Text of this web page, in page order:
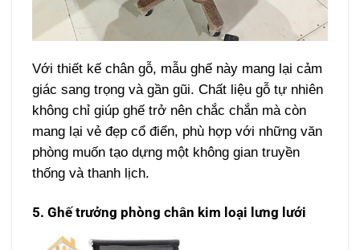
Với thiết kế chân gỗ, mẫu ghế này mang lại cảm
giác sang trọng và gần gũi. Chất liệu gỗ tự nhiên
không chỉ giúp ghế trở nên chắc chắn mà còn
mang lại vẻ đẹp cổ điển, phù hợp với những văn
phòng muốn tạo dựng một không gian truyền
thống và thanh lịch.
5. Ghế trưởng phòng chân kim loại lưng lưới